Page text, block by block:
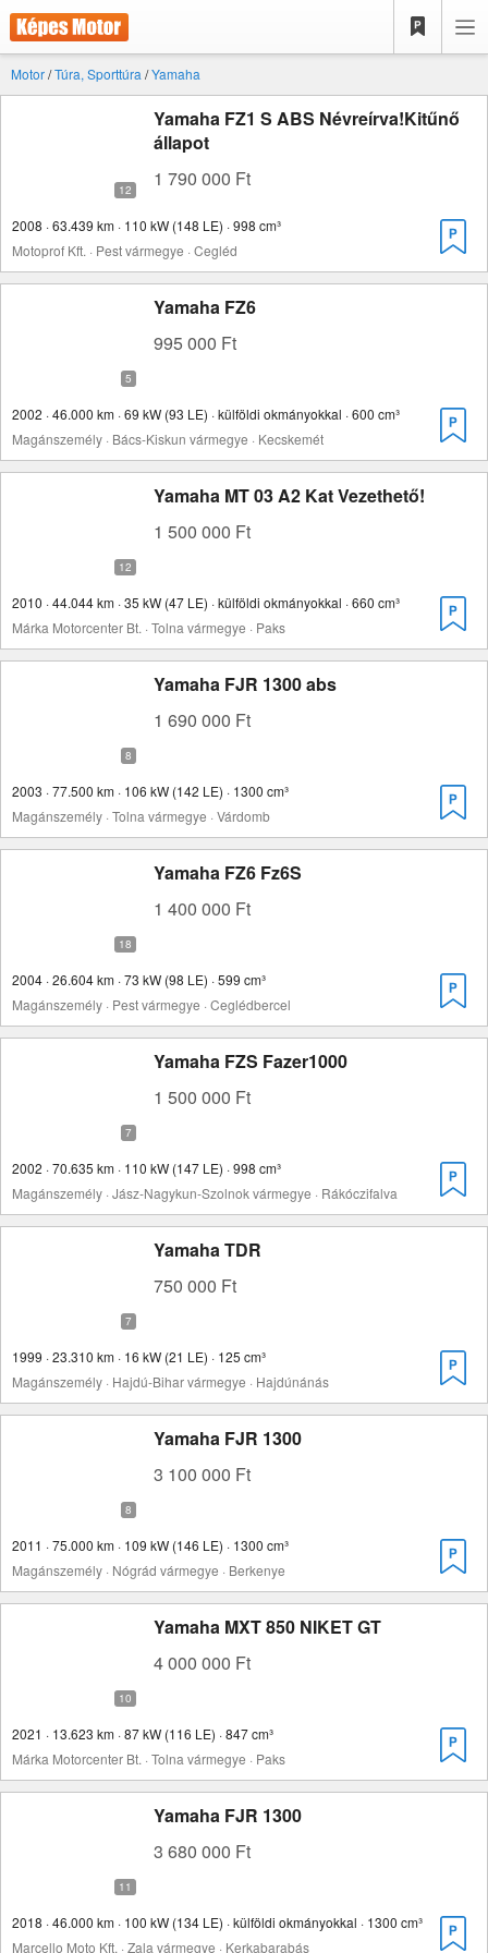
Motor/Túra, Sporttúra /Yamaha
Yamaha FZ1 S ABS Névreírva!Kitűnő
állapot
1 790 000 Ft
2008 · 63.439 km · 110 kW (148 LE) · 998 cm³
Motoprof Kft. · Pest vármegye · Cegléd
Yamaha FZ6
995 000 Ft
2002 · 46.000 km · 69 kW (93 LE) · külföldi okmányokkal · 600 cm³
Magánszemély · Bács-Kiskun vármegye · Kecskemét
Yamaha MT 03 A2 Kat Vezethető!
1 500 000 Ft
2010 · 44.044 km · 35 kW (47 LE) · külföldi okmányokkal · 660 cm³
Márka Motorcenter Bt. · Tolna vármegye · Paks
Yamaha FJR 1300 abs
1 690 000 Ft
2003 · 77.500 km · 106 kW (142 LE) · 1300 cm³
Magánszemély · Tolna vármegye · Várdomb
Yamaha FZ6 Fz6S
1 400 000 Ft
2004 · 26.604 km · 73 kW (98 LE) · 599 cm³
Magánszemély · Pest vármegye · Ceglédbercel
Yamaha FZS Fazer1000
1 500 000 Ft
2002 · 70.635 km · 110 kW (147 LE) · 998 cm³
Magánszemély · Jász-Nagykun-Szolnok vármegye · Rákóczifalva
Yamaha TDR
750 000 Ft
1999 · 23.310 km · 16 kW (21 LE) · 125 cm³
Magánszemély · Hajdú-Bihar vármegye · Hajdúnánás
Yamaha FJR 1300
3 100 000 Ft
2011 · 75.000 km · 109 kW (146 LE) · 1300 cm³
Magánszemély · Nógrád vármegye · Berkenye
Yamaha MXT 850 NIKET GT
4 000 000 Ft
2021 · 13.623 km · 87 kW (116 LE) · 847 cm³
Márka Motorcenter Bt. · Tolna vármegye · Paks
Yamaha FJR 1300
3 680 000 Ft
2018 · 46.000 km · 100 kW (134 LE) · külföldi okmányokkal · 1300 cm³
Marcello Moto Kft. · Zala vármegye · Kerkabarabás